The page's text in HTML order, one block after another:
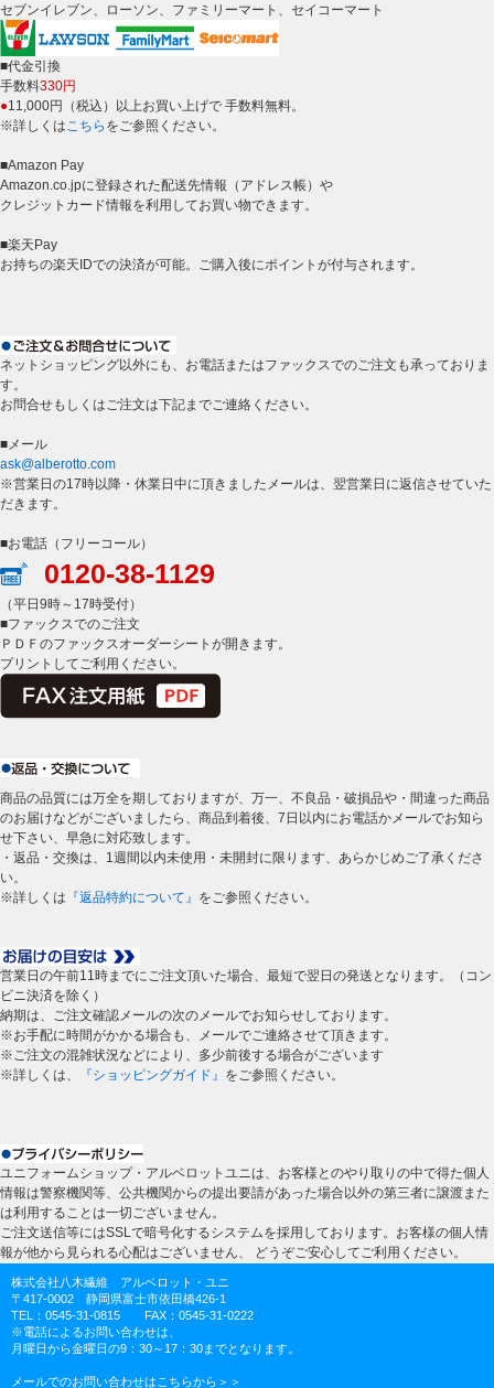
セブンイレブン、ローソン、ファミリーマート、セイコーマート
■代金引換
手数料330円
●11,000円（税込）以上お買い上げで 手数料無料。
※詳しくは こちら をご参照ください。
■Amazon Pay
Amazon.co.jpに登録された配送先情報（アドレス帳）や
クレジットカード情報を利用してお買い物できます。
■楽天Pay
お持ちの楽天IDでの決済が可能。ご購入後にポイントが付与されます。
ネットショッピング以外にも、お電話またはファックスでのご注文も承っておりま
す。
お問合せもしくはご注文は下記までご連絡ください。
■メール
ask@alberotto.com
※営業日の17時以降・休業日中に頂きましたメールは、翌営業日に返信させていた
だきます。
■お電話（フリーコール）
0120-38-1129
（平日9時～17時受付）
■ファックスでのご注文
ＰＤＦのファックスオーダーシートが開きます。
プリントしてご利用ください。
商品の品質には万全を期しておりますが、万一、不良品・破損品や・間違った商品
のお届けなどがございましたら、商品到着後、7日以内にお電話かメールでお知ら
せ下さい、早急に対応致します。
・返品・交換は、1週間以内未使用・未開封に限ります、あらかじめご了承くださ
い。
※詳しくは 『返品特約について』 をご参照ください。
営業日の午前11時までにご注文頂いた場合、最短で翌日の発送となります。（コン
ビニ決済を除く）
納期は、ご注文確認メールの次のメールでお知らせしております。
※お手配に時間がかかる場合も、メールでご連絡させて頂きます。
※ご注文の混雑状況などにより、多少前後する場合がございます
※詳しくは、
『ショッピングガイド』 をご参照ください。
ユニフォームショップ・アルベロットユニは、お客様とのやり取りの中で得た個人
情報は警察機関等、公共機関からの提出要請があった場合以外の第三者に譲渡また
は利用することは一切ございません。
ご注文送信等にはSSLで暗号化するシステムを採用しております。お客様の個人情
報が他から見られる心配はございません、 どうぞご安心してご利用ください。
株式会社八木繊維 アルベロット・ユニ
〒417-0002 静岡県富士市依田橋426-1
TEL：0545-31-0815 FAX：0545-31-0222
※電話によるお問い合わせは、
月曜日から金曜日の9：30～17：30までとなります。
メールでのお問い合わせはこちらから＞＞